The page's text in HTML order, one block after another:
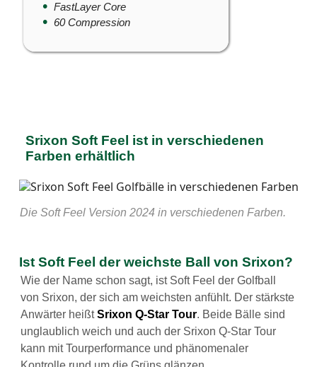
FastLayer Core
60 Compression
Srixon Soft Feel ist in verschiedenen
Farben erhältlich
Die Soft Feel Version 2024 in verschiedenen Farben.
Ist Soft Feel der weichste Ball von Srixon?
Wie der Name schon sagt, ist Soft Feel der Golfball
von Srixon, der sich am weichsten anfühlt. Der stärkste
Anwärter heißtSrixon Q-Star Tour. Beide Bälle sind
unglaublich weich und auch der Srixon Q-Star Tour
kann mit Tourperformance und phänomenaler